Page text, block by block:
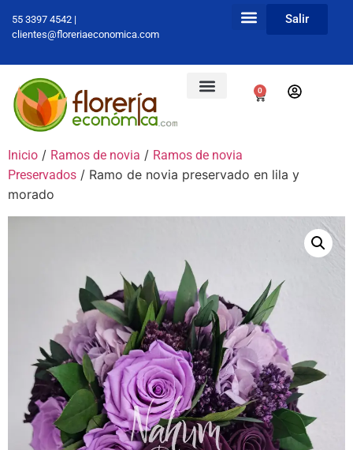
55 3397 4542 |
clientes@floreriaeconomica.com
Salir
0
Inicio / Ramos de novia / Ramos de novia
Preservados / Ramo de novia preservado en lila y
morado